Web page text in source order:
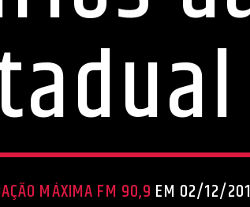
MÁXIMA FM 90,9 EM 02/12/